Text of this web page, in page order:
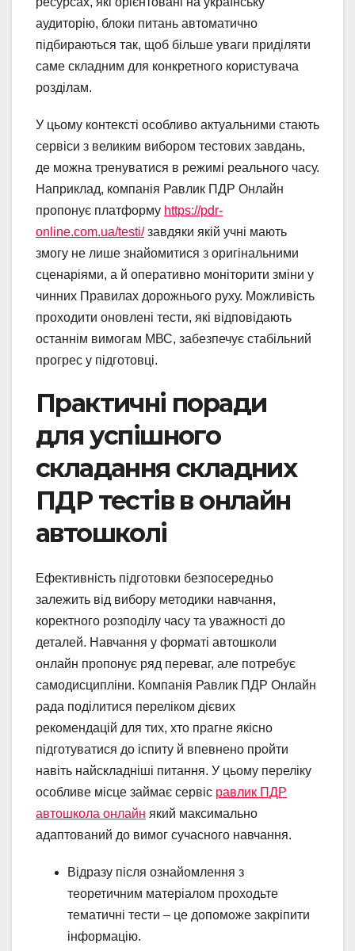
аудиторію, блоки питань автоматично
підбираються так, щоб більше уваги приділяти
саме складним для конкретного користувача
розділам.
У цьому контексті особливо актуальними стають
сервіси з великим вибором тестових завдань,
де можна тренуватися в режимі реального часу.
Наприклад, компанія Равлик ПДР Онлайн
пропонує платформу https://pdr-
online.com.ua/testi/завдяки якій учні мають
змогу не лише знайомитися з оригінальними
сценаріями, а й оперативно моніторити зміни у
чинних Правилах дорожнього руху. Можливість
проходити оновлені тести, які відповідають
останнім вимогам МВС, забезпечує стабільний
прогрес у підготовці.
Практичні поради
для успішного
складання складних
ПДР тестів в онлайн
автошколі
Ефективність підготовки безпосередньо
залежить від вибору методики навчання,
коректного розподілу часу та уважності до
деталей. Навчання у форматі автошколи
онлайн пропонує ряд переваг, але потребує
самодисципліни. Компанія Равлик ПДР Онлайн
рада поділитися переліком дієвих
рекомендацій для тих, хто прагне якісно
підготуватися до іспиту й впевнено пройти
навіть найскладніші питання. У цьому переліку
особливе місце займає сервіс равлик ПДР
автошкола онлайн який максимально
адаптований до вимог сучасного навчання.
Відразу після ознайомлення з
теоретичним матеріалом проходьте
тематичні тести – це допоможе закріпити
інформацію.